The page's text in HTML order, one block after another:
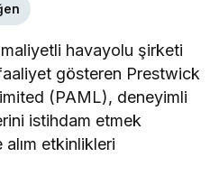
havayolu şirketi
gösteren Prestwick
(PAML), deneyimli
istihdam etmek
alım etkinlikleri